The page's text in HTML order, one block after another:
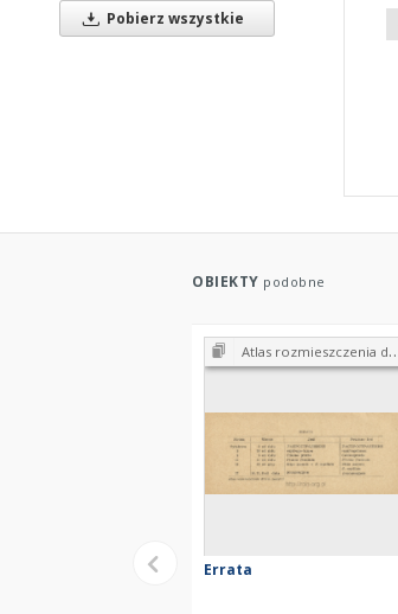
Pobierz wszystkie
OBIEKTY podobne
Atlas rozmieszczenia drzew i krzewów w Polsce. Zeszyt 3
Errata